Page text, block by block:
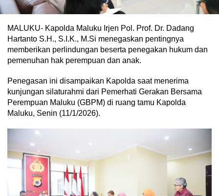
MALUKU- Kapolda Maluku Irjen Pol. Prof. Dr. Dadang
Hartanto S.H., S.I.K., M.Si menegaskan pentingnya
memberikan perlindungan beserta penegakan hukum dan
pemenuhan hak perempuan dan anak.
Penegasan ini disampaikan Kapolda saat menerima
kunjungan silaturahmi dari Pemerhati Gerakan Bersama
Perempuan Maluku (GBPM) di ruang tamu Kapolda
Maluku, Senin (11/1/2026).